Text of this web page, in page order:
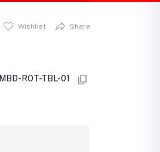
Wishlist Share
MBD-ROT-TBL-01